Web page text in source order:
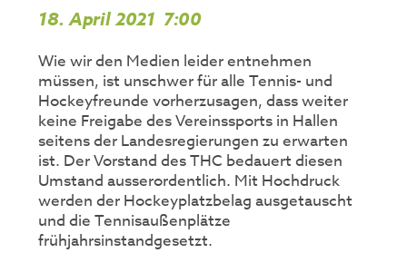
18. April 2021 7:00
Wie wir den Medien leider entnehmen
müssen, ist unschwer für alle Tennis- und
Hockeyfreunde vorherzusagen, dass weiter
keine Freigabe des Vereinssports in Hallen
seitens der Landesregierungen zu erwarten
ist. Der Vorstand des THC bedauert diesen
Umstand ausserordentlich. Mit Hochdruck
werden der Hockeyplatzbelag ausgetauscht
und die Tennisaußenplätze
frühjahrsinstandgesetzt.